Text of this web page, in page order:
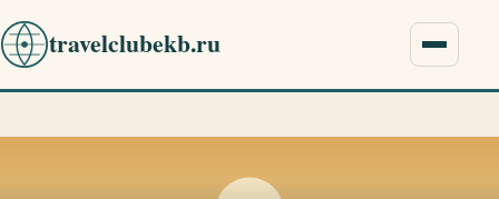
travelclubekb.ru Меню